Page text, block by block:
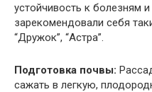
устойчивость к болезням
зарекомендовали себя
“Дружок”, “Астра”.
Подготовка почвы:
сажать в легкую,